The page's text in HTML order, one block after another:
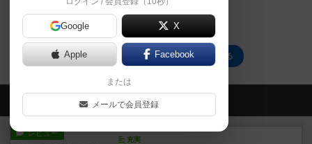
ログイン/無料会員登録
ダイイングメッセージのトップに戻る
会員の新しい投稿
レビュー
充実
Google X
Apple Facebook
または
メールで会員登録